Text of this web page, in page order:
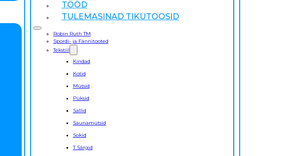
TÖÖD
TULEMASINAD TIKUTOOSID
Robin Ruth TM
Spordi- ja Fännitooted
Tekstiil
Kindad
Kotid
Mütsid
Püksid
Sallid
Saunamütsid
Sokid
T Särgid